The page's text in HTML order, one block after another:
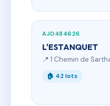
AJ0484626
L'ESTANQUET
📍 1 Chemin de
🏠 42 lots